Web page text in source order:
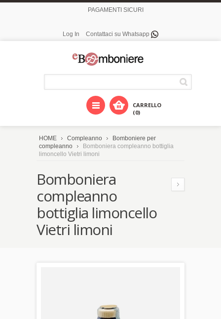
PAGAMENTI SICURI
Log In Contattaci su Whatsapp
CARRELLO
(0)
HOME Compleanno
Bomboniere per
compleanno
Bomboniera compleanno bottiglia
limoncello Vietri limoni
Bomboniera
compleanno
bottiglia limoncello
Vietri limoni